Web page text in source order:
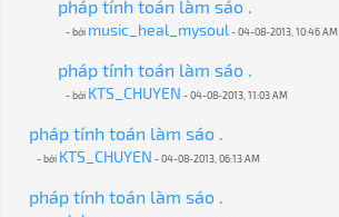
pháp tính toán làm sáo .
- bởi music_heal_mysoul- 04-08-2013, 10:46 AM
pháp tính toán làm sáo .
- bởi KTS_CHUYEN - 04-08-2013, 11:03 AM
pháp tính toán làm sáo .
- bởi KTS_CHUYEN - 04-08-2013, 06:13 AM
pháp tính toán làm sáo .